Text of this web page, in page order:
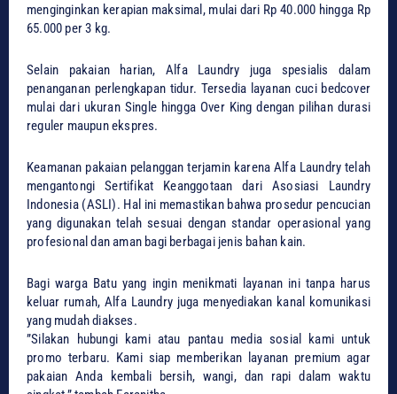
menginginkan kerapian maksimal, mulai dari Rp 40.000 hingga Rp
65.000 per 3 kg.
​Selain pakaian harian, Alfa Laundry juga spesialis dalam
penanganan perlengkapan tidur. Tersedia layanan cuci bedcover
mulai dari ukuran Single hingga Over King dengan pilihan durasi
reguler maupun ekspres.
​Keamanan pakaian pelanggan terjamin karena Alfa Laundry telah
mengantongi Sertifikat Keanggotaan dari Asosiasi Laundry
Indonesia (ASLI). Hal ini memastikan bahwa prosedur pencucian
yang digunakan telah sesuai dengan standar operasional yang
profesional dan aman bagi berbagai jenis bahan kain.
​Bagi warga Batu yang ingin menikmati layanan ini tanpa harus
keluar rumah, Alfa Laundry juga menyediakan kanal komunikasi
yang mudah diakses.
​”Silakan hubungi kami atau pantau media sosial kami untuk
promo terbaru. Kami siap memberikan layanan premium agar
pakaian Anda kembali bersih, wangi, dan rapi dalam waktu